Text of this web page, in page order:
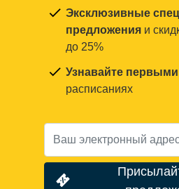
Эксклюзивные
предложения и
до 25%
Узнавайте первыми
расписаниях